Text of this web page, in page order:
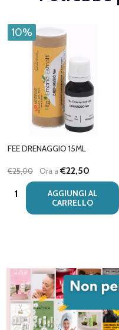
10%
FEE DRENAGGIO 15ML
€25,00 Ora a€22,50
Quantità:
AGGIUNGI AL
CARRELLO